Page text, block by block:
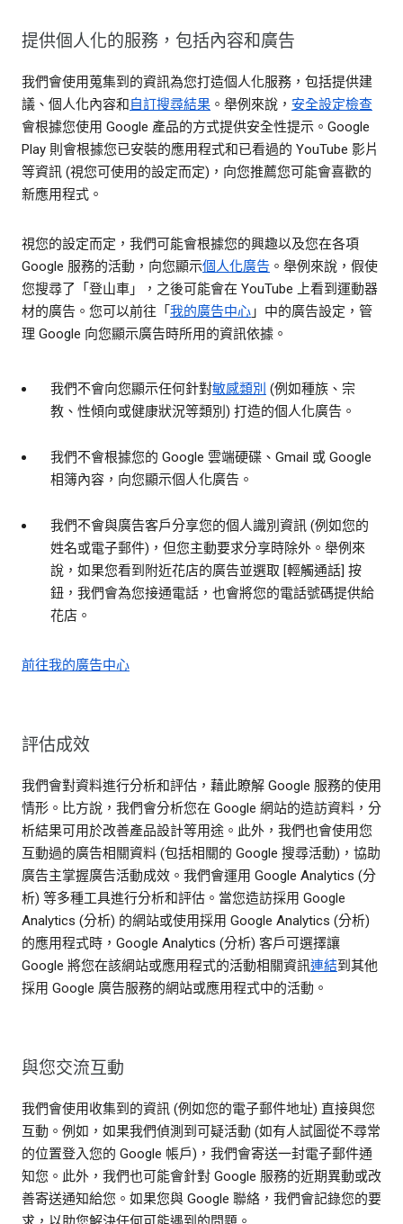
提供個人化的服務，包括內容和廣告
我們會使用蒐集到的資訊為您打造個人化服務，包括提供建
議、個人化內容和自訂搜尋結果 。舉例來說， 安全設定檢查
會根據您使用 Google 產品的方式提供安全性提示。Google
Play 則會根據您已安裝的應用程式和已看過的 YouTube 影片
等資訊 (視您可使用的設定而定)，向您推薦您可能會喜歡的
新應用程式。
視您的設定而定，我們可能會根據您的興趣以及您在各項
Google 服務的活動，向您顯示個人化廣告 。舉例來說，假使
您搜尋了「登山車」，之後可能會在 YouTube 上看到運動器
材的廣告。您可以前往「 我的廣告中心 」中的廣告設定，管
理 Google 向您顯示廣告時所用的資訊依據。
我們不會向您顯示任何針對敏感類別 (例如種族、宗
教、性傾向或健康狀況等類別) 打造的個人化廣告。
我們不會根據您的 Google 雲端硬碟、Gmail 或 Google
相簿內容，向您顯示個人化廣告。
我們不會與廣告客戶分享您的個人識別資訊 (例如您的
姓名或電子郵件)，但您主動要求分享時除外。舉例來
說，如果您看到附近花店的廣告並選取 [輕觸通話] 按
鈕，我們會為您接通電話，也會將您的電話號碼提供給
花店。
前往我的廣告中心
評估成效
我們會對資料進行分析和評估，藉此瞭解 Google 服務的使用
情形。比方說，我們會分析您在 Google 網站的造訪資料，分
析結果可用於改善產品設計等用途。此外，我們也會使用您
互動過的廣告相關資料 (包括相關的 Google 搜尋活動)，協助
廣告主掌握廣告活動成效。我們會運用 Google Analytics (分
析) 等多種工具進行分析和評估。當您造訪採用 Google
Analytics (分析) 的網站或使用採用 Google Analytics (分析)
的應用程式時，Google Analytics (分析) 客戶可選擇讓
Google 將您在該網站或應用程式的活動相關資訊連結到其他
採用 Google 廣告服務的網站或應用程式中的活動。
與您交流互動
我們會使用收集到的資訊 (例如您的電子郵件地址) 直接與您
互動。例如，如果我們偵測到可疑活動 (如有人試圖從不尋常
的位置登入您的 Google 帳戶)，我們會寄送一封電子郵件通
知您。此外，我們也可能會針對 Google 服務的近期異動或改
善寄送通知給您。如果您與 Google 聯絡，我們會記錄您的要